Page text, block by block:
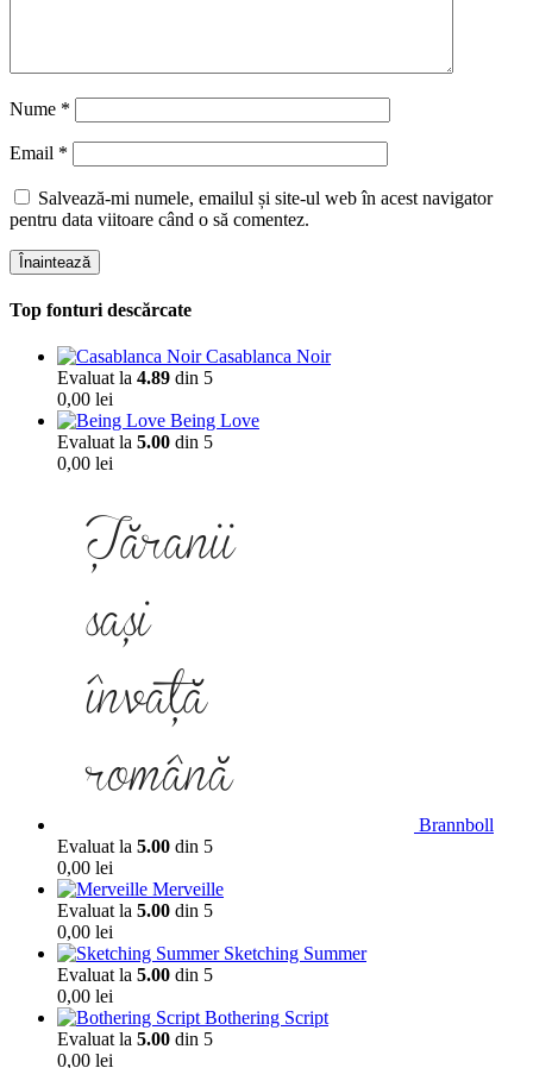
Nume *
Email *
Salvează-mi numele, emailul și site-ul web în acest navigator
pentru data viitoare când o să comentez.
Înaintează
Top fonturi descărcate
Casablanca Noir
Evaluat la 4.89 din 5
0,00 lei
Being Love
Evaluat la 5.00 din 5
0,00 lei
Brannboll
Evaluat la 5.00 din 5
0,00 lei
Merveille
Evaluat la 5.00 din 5
0,00 lei
Sketching Summer
Evaluat la 5.00 din 5
0,00 lei
Bothering Script
Evaluat la 5.00 din 5
0,00 lei